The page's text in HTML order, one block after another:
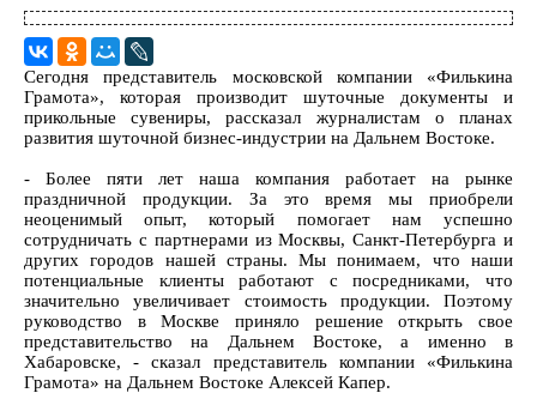
Сегодня представитель московской компании «Филькина
Грамота», которая производит шуточные документы и
прикольные сувениры, рассказал журналистам о планах
развития шуточной бизнес-индустрии на Дальнем Востоке.
- Более пяти лет наша компания работает на рынке
праздничной продукции. За это время мы приобрели
неоценимый опыт, который помогает нам успешно
сотрудничать с партнерами из Москвы, Санкт-Петербурга и
других городов нашей страны. Мы понимаем, что наши
потенциальные клиенты работают с посредниками, что
значительно увеличивает стоимость продукции. Поэтому
руководство в Москве приняло решение открыть свое
представительство на Дальнем Востоке, а именно в
Хабаровске, - сказал представитель компании «Филькина
Грамота» на Дальнем Востоке Алексей Капер.